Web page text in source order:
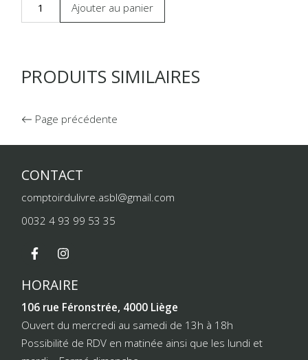
Ajouter au panier
PRODUITS SIMILAIRES
Page précédente
CONTACT
comptoirdulivre.asbl@gmail.com
0032 4 93 99 53 35
HORAIRE
106 rue Féronstrée, 4000 Liège
Ouvert du mercredi au samedi de 13h à 18h
Possibilité de RDV en matinée ainsi que les lundi et